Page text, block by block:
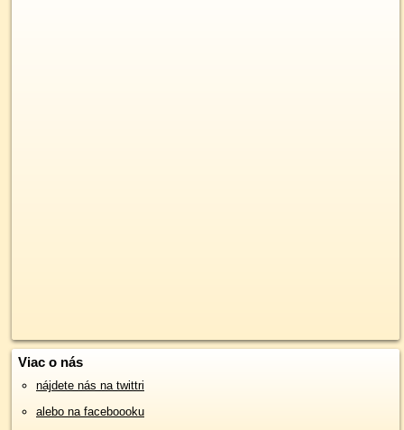
Viac o nás
nájdete nás na twittri
alebo na faceboooku